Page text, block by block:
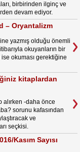
birbirinden ilginç ve
devam ediyor.
– Oryantalizm
yazmış olduğu önemli
okuyanların bir
okuması gerektiğine
kitaplardan
alırken -daha önce
sorunu kafasından
ve
seçkisi.
Kasım Sayısı